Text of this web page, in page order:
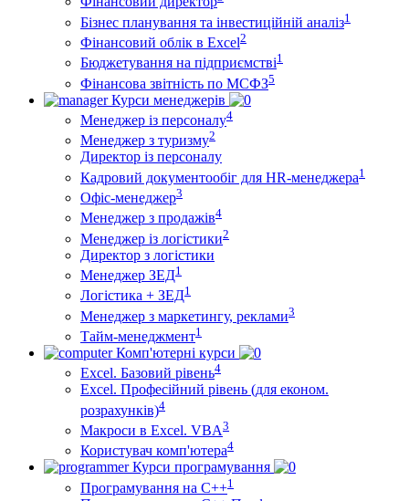
Бізнес планування та інвестиційній аналіз1
Фінансовий облiк в Excel2
Бюджетування на підприємстві1
Фінансова звітність по МСФЗ5
Курси менеджерів
Менеджер із персоналу4
Менеджер з туризму2
Директор iз персоналу
Кадровий документообіг для HR-менеджера1
Офіс-менеджер3
Менеджер з продажів4
Менеджер із логістики2
Директор з логістики
Менеджер ЗEД1
Логістика + ЗЕД1
Менеджер з маркетингу, реклами3
Тайм-менеджмент1
Комп'ютерні курси
Excel. Базовий рівень4
Excel. Професійний рівень (для економ.
розрахунків)4
Макроси в Excel. VBA3
Користувач комп'ютера4
Курси програмування
Програмування на С++1